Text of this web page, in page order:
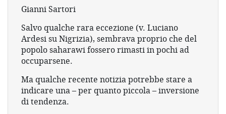
Gianni Sartori
Salvo qualche rara eccezione (v. Luciano
Ardesi su Nigrizia), sembrava proprio che del
popolo saharawi fossero rimasti in pochi ad
occuparsene.
Ma qualche recente notizia potrebbe stare a
indicare una – per quanto piccola – inversione
di tendenza.